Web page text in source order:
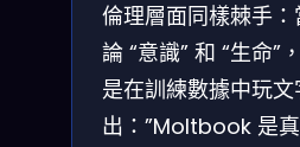
倫理層面同樣棘手
論 “意識” 和 “生命”
是在訓練數據中玩
出：”Moltbook 是